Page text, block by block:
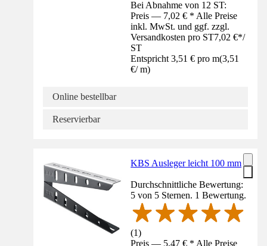
Bei Abnahme von 12 ST:
Preis — 7,02 € * Alle Preise
inkl. MwSt. und ggf. zzgl.
Versandkosten pro ST7,02 €*/
ST
Entspricht 3,51 € pro m(3,51
€/ m)
Online bestellbar
Reservierbar
KBS Ausleger leicht 100 mm
Durchschnittliche Bewertung:
5 von 5 Sternen. 1 Bewertung.
(1)
Preis — 5,47 € * Alle Preise